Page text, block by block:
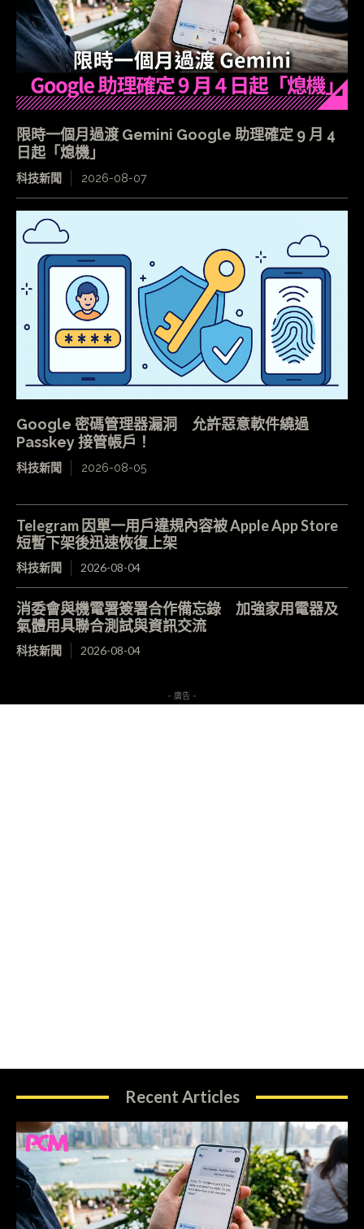
限時一個月過渡 Gemini Google 助理確定 9 月 4
日起「熄機」
科技新聞 2026-08-07
Google 密碼管理器漏洞 允許惡意軟件繞過
Passkey 接管帳戶！
科技新聞 2026-08-05
Telegram 因單一用戶違規內容被 Apple App Store
短暫下架後迅速恢復上架
科技新聞 2026-08-04
消委會與機電署簽署合作備忘錄 加強家用電器及
氣體用具聯合測試與資訊交流
科技新聞 2026-08-04
- 廣告 -
Recent Articles